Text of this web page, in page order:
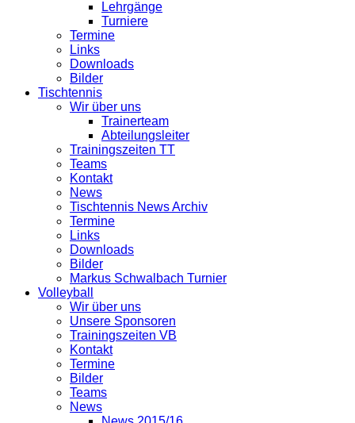
Lehrgänge
Turniere
Termine
Links
Downloads
Bilder
Tischtennis
Wir über uns
Trainerteam
Abteilungsleiter
Trainingszeiten TT
Teams
Kontakt
News
Tischtennis News Archiv
Termine
Links
Downloads
Bilder
Markus Schwalbach Turnier
Volleyball
Wir über uns
Unsere Sponsoren
Trainingszeiten VB
Kontakt
Termine
Bilder
Teams
News